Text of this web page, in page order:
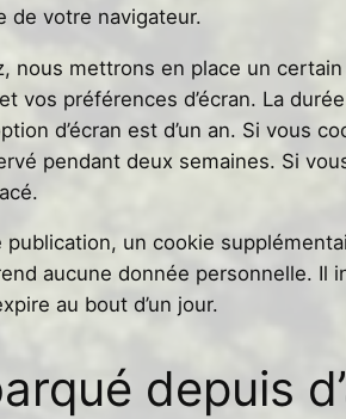
de votre navigateur.
nous mettrons en place un
vos préférences d’écran. La
d’écran est d’un an. Si vous
pendant deux semaines. Si
un cookie
aucune donnée personnelle. Il
au bout d’un jour.
depuis